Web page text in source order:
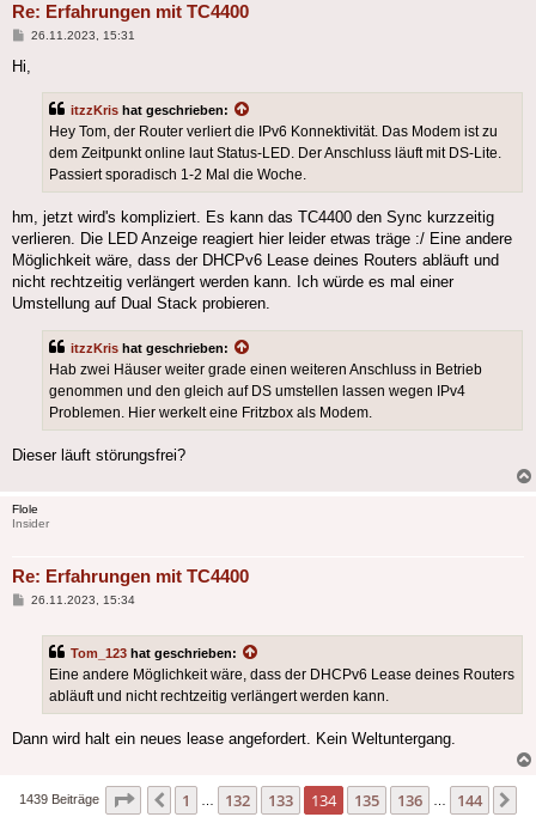
Re: Erfahrungen mit TC4400
Beitrag
26.11.2023, 15:31
Hi,
itzzKris hat geschrieben:
Hey Tom, der Router verliert die IPv6 Konnektivität. Das Modem ist zu
dem Zeitpunkt online laut Status-LED. Der Anschluss läuft mit DS-Lite.
Passiert sporadisch 1-2 Mal die Woche.
hm, jetzt wird's kompliziert. Es kann das TC4400 den Sync kurzzeitig
verlieren. Die LED Anzeige reagiert hier leider etwas träge :/ Eine andere
Möglichkeit wäre, dass der DHCPv6 Lease deines Routers abläuft und
nicht rechtzeitig verlängert werden kann. Ich würde es mal einer
Umstellung auf Dual Stack probieren.
itzzKris hat geschrieben:
Hab zwei Häuser weiter grade einen weiteren Anschluss in Betrieb
genommen und den gleich auf DS umstellen lassen wegen IPv4
Problemen. Hier werkelt eine Fritzbox als Modem.
Dieser läuft störungsfrei?
Flole
Insider
Re: Erfahrungen mit TC4400
Beitrag
26.11.2023, 15:34
Tom_123 hat geschrieben:
Eine andere Möglichkeit wäre, dass der DHCPv6 Lease deines Routers
abläuft und nicht rechtzeitig verlängert werden kann.
Dann wird halt ein neues lease angefordert. Kein Weltuntergang.
1439 Beiträge Seite 134 von144
Vorherige
1 132 133 134 135 136 144